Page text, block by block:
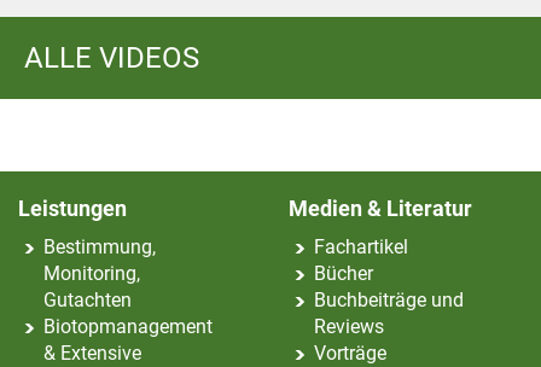
ALLE VIDEOS
Leistungen
Bestimmung,
Monitoring,
Gutachten
Biotopmanagement
& Extensive
Medien & Literatur
Fachartikel
Bücher
Buchbeiträge und
Reviews
Vorträge